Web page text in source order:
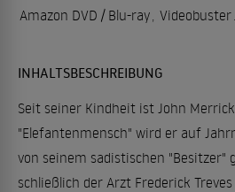
Amazon DVD / Blu-ray Videobuster
INHALTSBESCHREIBUNG
Seit seiner Kindheit ist John
"Elefantenmensch" wird er auf
von seinem sadistischen "Besitzer"
schließlich der Arzt Frederick